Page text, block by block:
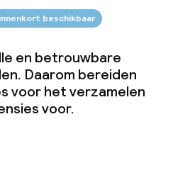
beschikbaar
en betrouwbare
Daarom bereiden
voor het verzamelen
voor.